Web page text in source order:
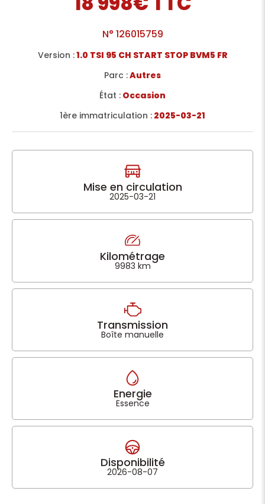
N° 126015759
Version :1.0 TSI 95 CH START STOP BVM5 FR
Parc :Autres
État : Occasion
1ère immatriculation : 2025-03-21
Mise en circulation
2025-03-21
Kilométrage
9983 km
Transmission
Boîte manuelle
Energie
Essence
Disponibilité
2026-08-07